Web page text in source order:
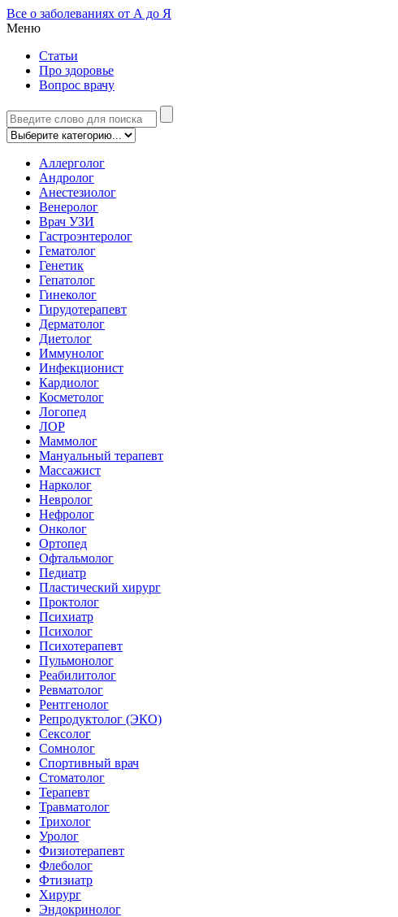
Все о заболеваниях от А до Я
Меню
Статьи
Про здоровье
Вопрос врачу
Аллерголог
Андролог
Анестезиолог
Венеролог
Врач УЗИ
Гастроэнтеролог
Гематолог
Генетик
Гепатолог
Гинеколог
Гирудотерапевт
Дерматолог
Диетолог
Иммунолог
Инфекционист
Кардиолог
Косметолог
Логопед
ЛОР
Маммолог
Мануальный терапевт
Массажист
Нарколог
Невролог
Нефролог
Онколог
Ортопед
Офтальмолог
Педиатр
Пластический хирург
Проктолог
Психиатр
Психолог
Психотерапевт
Пульмонолог
Реабилитолог
Ревматолог
Рентгенолог
Репродуктолог (ЭКО)
Сексолог
Сомнолог
Спортивный врач
Стоматолог
Терапевт
Травматолог
Трихолог
Уролог
Физиотерапевт
Флеболог
Фтизиатр
Хирург
Эндокринолог